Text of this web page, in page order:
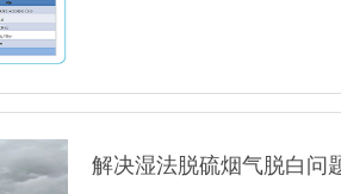
解决湿法脱硫烟气脱白问